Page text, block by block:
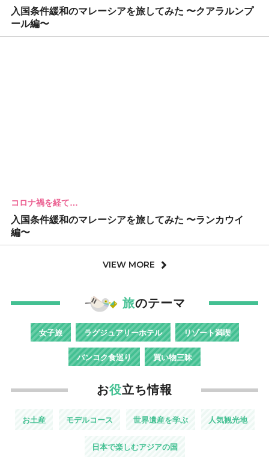
入国条件緩和のマレーシアを旅してみた 〜クアラルンプ
ール編〜
コロナ禍を経て…
入国条件緩和のマレーシアを旅してみた 〜ランカウイ
編〜
VIEW MORE
旅のテーマ
女子旅 ラグジュアリーホテル リゾート満喫
バンコク食巡り 買い物三昧
お役立ち情報
お土産 モデルコース 世界遺産を学ぶ 人気観光地
日本で楽しむアジアの国